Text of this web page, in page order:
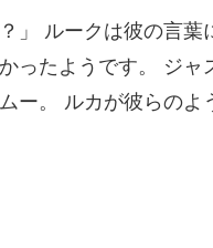
ったようです。 ジャ